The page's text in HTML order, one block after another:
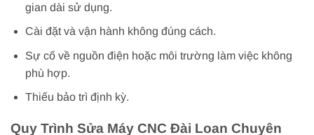
gian dài sử dụng.
Cài đặt và vận hành không đúng cách.
Sự cố về nguồn điện hoặc môi trường làm việc không
phù hợp.
Thiếu bảo trì định kỳ.
Quy Trình Sửa Máy CNC Đài Loan Chuyên